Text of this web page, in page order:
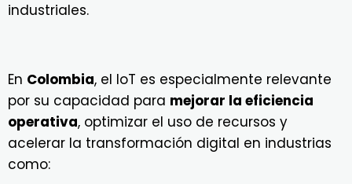
industriales.
En Colombia, el IoT es especialmente relevante
por su capacidad para mejorar la eficiencia
operativa, optimizar el uso de recursos y
acelerar la transformación digital en industrias
como: